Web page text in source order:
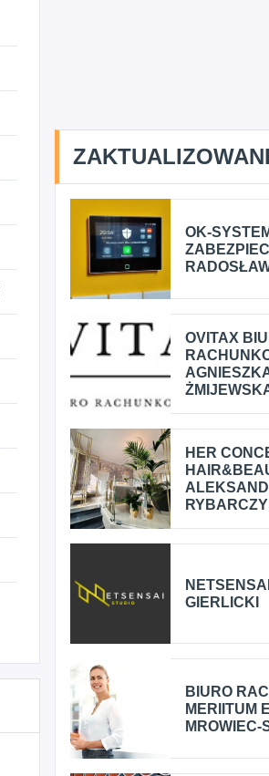
OK-
OVITAX
HER
GIERLICKI
BIURO
MERIITUM
MROWIEC-